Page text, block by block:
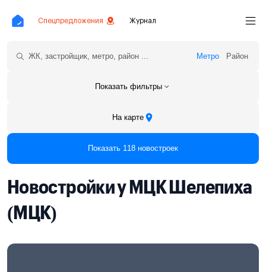
Спецпредложения Журнал
Метро Район
Показать фильтры
На карте
Показать 118 новостроек
Новостройки у МЦК Шелепиха
(МЦК)